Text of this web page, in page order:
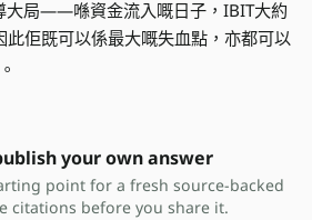
大局——喺資金流入嘅日子，IBIT大約
佢既可以係最大嘅失血點，亦都可以
。
your own answer
point for a fresh source-backed
citations before you share it.